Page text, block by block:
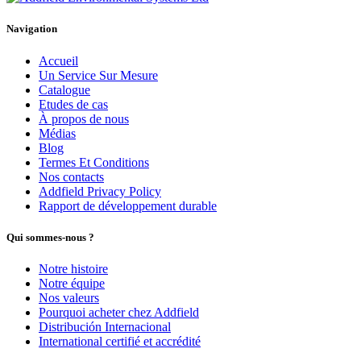
Navigation
Accueil
Un Service Sur Mesure
Catalogue
Etudes de cas
À propos de nous
Médias
Blog
Termes Et Conditions
Nos contacts
Addfield Privacy Policy
Rapport de développement durable
Qui sommes-nous ?
Notre histoire
Notre équipe
Nos valeurs
Pourquoi acheter chez Addfield
Distribución Internacional
International certifié et accrédité